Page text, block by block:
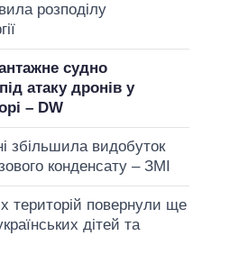
розподілу
судно
атаку дронів у
– DW
збільшила видобуток
конденсату – ЗМІ
територій повернули ще
дітей та